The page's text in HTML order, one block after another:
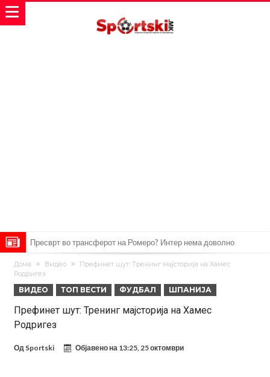
Пресврт во трансферот на Ромеро? Интер нема доволно
средства, Атлетико ја следи ситуацијата
ГОТОВО Е! Челси носи нов лев бек – трансфер вреден 21 милион
евра
Рафаел Леао со нова понуда од Турција
Тикет на денот (петок, 07.08.2026)
Фиренца во транс од Мастантоно
Продаден резервниот голман на Сити за 50 милиони евра
Дома Видео
Префинет шут: Тренинг мајсторија на Хамес
Родригез
ВИДЕО ТОП ВЕСТИ ФУДБАЛ ШПАНИЈА
Префинет шут: Тренинг мајсторија на Хамес
Родригез
Од Sportski Објавено на 13:25, 25 октомври